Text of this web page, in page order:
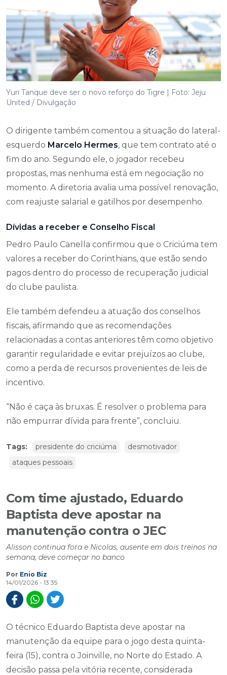
Yuri Tanque deve ser o novo reforço do Tigre | Foto: Jeju
United / Divulgação
O dirigente também comentou a situação do lateral-
esquerdo Marcelo Hermes, que tem contrato até o
fim do ano. Segundo ele, o jogador recebeu
propostas, mas nenhuma está em negociação no
momento. A diretoria avalia uma possível renovação,
com reajuste salarial e gatilhos por desempenho.
Dívidas a receber e Conselho Fiscal
Pedro Paulo Canella confirmou que o Criciúma tem
valores a receber do Corinthians, que estão sendo
pagos dentro do processo de recuperação judicial
do clube paulista.
Ele também defendeu a atuação dos conselhos
fiscais, afirmando que as recomendações
relacionadas a contas anteriores têm como objetivo
garantir regularidade e evitar prejuízos ao clube,
como a perda de recursos provenientes de leis de
incentivo.
“Não é caça às bruxas. É resolver o problema para
não empurrar dívida para frente”, concluiu.
Tags: presidente do criciúma
desmotivador
ataques pessoais
Com time ajustado, Eduardo
Baptista deve apostar na
manutenção contra o JEC
Alisson continua fora e Nicolas, ausente em dois treinos na
semana, deve começar no banco
Por Enio Biz
14/01/2026 - 13:35
O técnico Eduardo Baptista deve apostar na
manutenção da equipe para o jogo desta quinta-
feira (15), contra o Joinville, no Norte do Estado. A
decisão passa pela vitória recente, considerada